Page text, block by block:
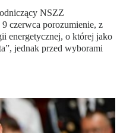
NSZZ
czerwca porozumienie, z
energetycznej, o której jako
jednak przed wyborami